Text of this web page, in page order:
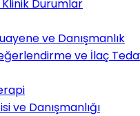
Durumlar
ve Danışmanlık
ve İlaç
ve Danışmanlığı